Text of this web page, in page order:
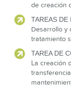
de creación
TAREAS DE
Desarrollo y
tratamiento
TAREA DE
La creación